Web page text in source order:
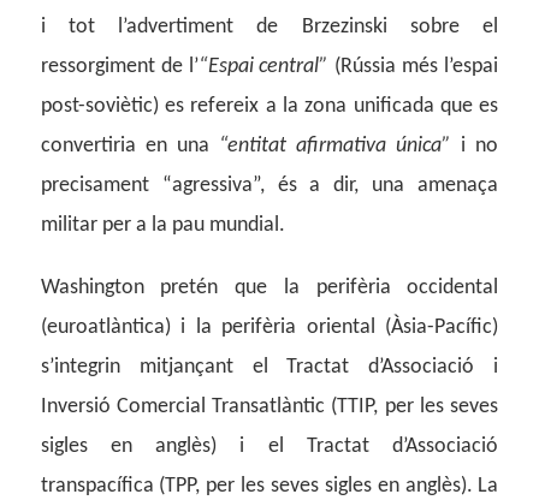
i tot l’advertiment de Brzezinski sobre el
ressorgiment de l’“Espai central” (Rússia més l’espai
post-soviètic) es refereix a la zona unificada que es
convertiria en una “entitat afirmativa única” i no
precisament “agressiva”, és a dir, una amenaça
militar per a la pau mundial.
Washington pretén que la perifèria occidental
(euroatlàntica) i la perifèria oriental (Àsia-Pacífic)
s’integrin mitjançant el Tractat d’Associació i
Inversió Comercial Transatlàntic (TTIP, per les seves
sigles en anglès) i el Tractat d’Associació
transpacífica (TPP, per les seves sigles en anglès). La